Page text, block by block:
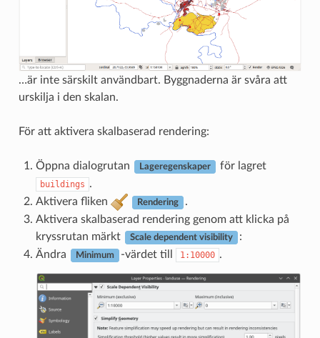
…är inte särskilt användbart. Byggnaderna är svåra att
urskilja i den skalan.
För att aktivera skalbaserad rendering:
Öppna dialogrutan Lageregenskaper för lagret
buildings .
Aktivera fliken
Rendering
.
Aktivera skalbaserad rendering genom att klicka på
kryssrutan märkt
Scale dependent visibility
:
Ändra
Minimum -värdet till 1:10000 .